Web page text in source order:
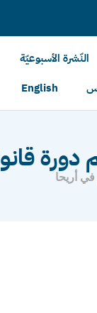
النّشرة الأسبوعيّة
English
دورة
في أريحا